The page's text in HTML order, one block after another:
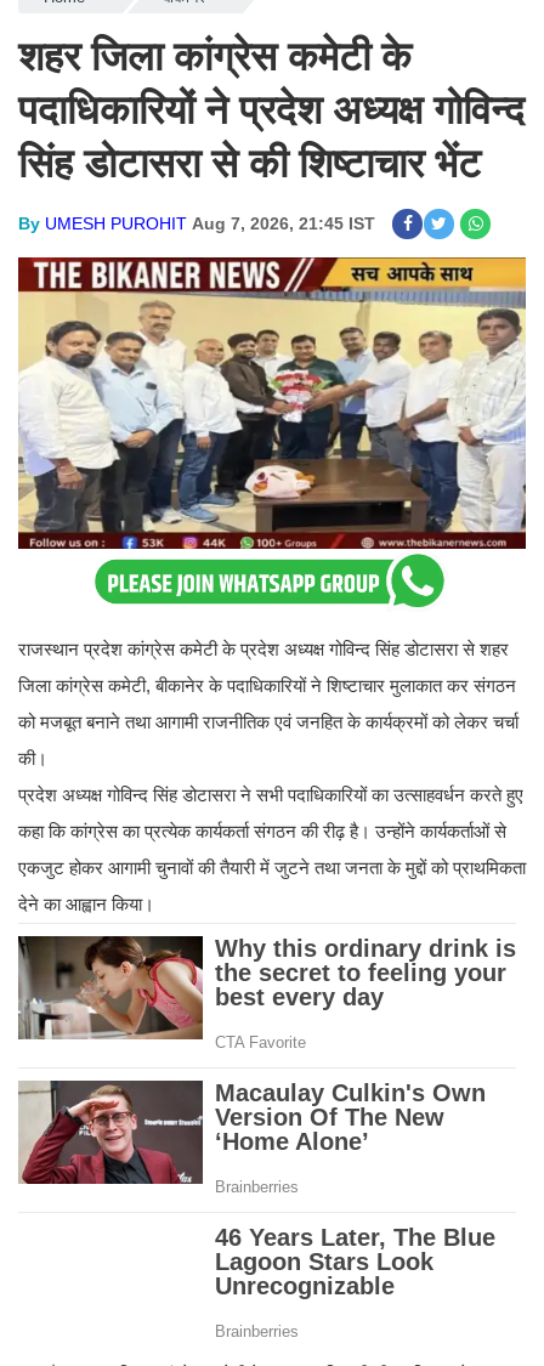
शहर जिला कांग्रेस कमेटी के
पदाधिकारियों ने प्रदेश अध्यक्ष गोविन्द
सिंह डोटासरा से की शिष्टाचार भेंट
By UMESH PUROHIT Aug 7, 2026, 21:45 IST
राजस्थान प्रदेश कांग्रेस कमेटी के प्रदेश अध्यक्ष गोविन्द सिंह डोटासरा से शहर
जिला कांग्रेस कमेटी, बीकानेर के पदाधिकारियों ने शिष्टाचार मुलाकात कर संगठन
को मजबूत बनाने तथा आगामी राजनीतिक एवं जनहित के कार्यक्रमों को लेकर चर्चा
की।
प्रदेश अध्यक्ष गोविन्द सिंह डोटासरा ने सभी पदाधिकारियों का उत्साहवर्धन करते हुए
कहा कि कांग्रेस का प्रत्येक कार्यकर्ता संगठन की रीढ़ है। उन्होंने कार्यकर्ताओं से
एकजुट होकर आगामी चुनावों की तैयारी में जुटने तथा जनता के मुद्दों को प्राथमिकता
देने का आह्वान किया।